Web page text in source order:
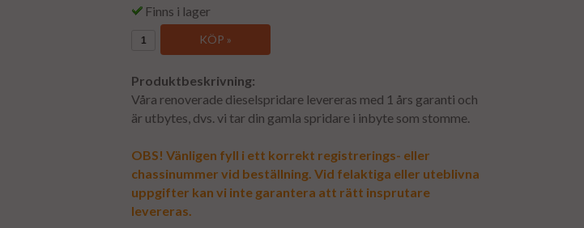
Finns i lager
KÖP »
Produktbeskrivning:
Våra renoverade dieselspridare levereras med 1 års garanti och
är utbytes, dvs. vi tar din gamla spridare i inbyte som stomme.
OBS! Vänligen fyll i ett korrekt registrerings- eller
chassinummer vid beställning. Vid felaktiga eller uteblivna
uppgifter kan vi inte garantera att rätt insprutare
levereras.